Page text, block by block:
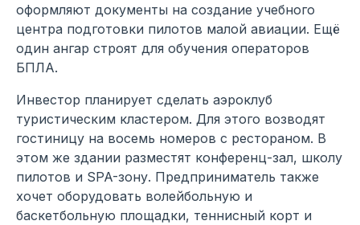
оформляют документы на создание учебного
центра подготовки пилотов малой авиации. Ещё
один ангар строят для обучения операторов
БПЛА.
Инвестор планирует сделать аэроклуб
туристическим кластером. Для этого возводят
гостиницу на восемь номеров с рестораном. В
этом же здании разместят конференц-зал, школу
пилотов и SPA-зону. Предприниматель также
хочет оборудовать волейбольную и
баскетбольную площадки, теннисный корт и